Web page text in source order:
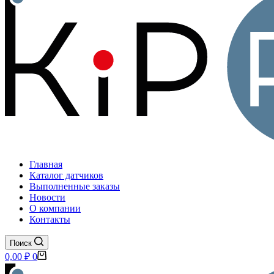
Главная
Каталог датчиков
Выполненные заказы
Новости
О компании
Контакты
Поиск
Корзина
0,00 ₽ 0